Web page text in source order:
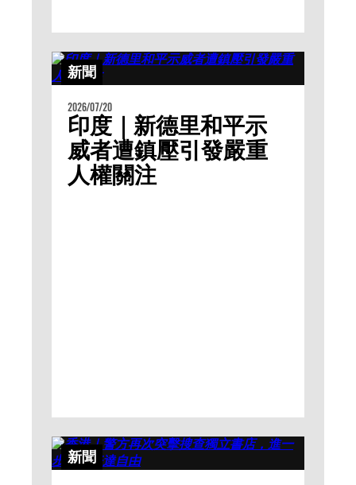
新聞
2026/07/20
印度｜新德里和平示
威者遭鎮壓引發嚴重
人權關注
新聞